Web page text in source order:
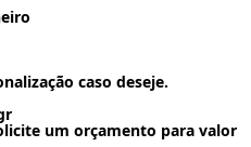
caso deseje.
um orçamento para valor